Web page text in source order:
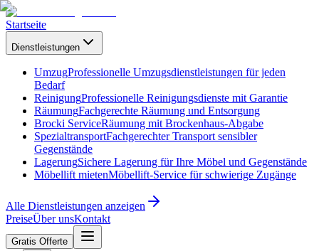
Startseite
Dienstleistungen
UmzugProfessionelle Umzugsdienstleistungen für jeden
Bedarf
ReinigungProfessionelle Reinigungsdienste mit Garantie
RäumungFachgerechte Räumung und Entsorgung
Brocki ServiceRäumung mit Brockenhaus-Abgabe
SpezialtransportFachgerechter Transport sensibler
Gegenstände
LagerungSichere Lagerung für Ihre Möbel und Gegenstände
Möbellift mietenMöbellift-Service für schwierige Zugänge
Alle Dienstleistungen anzeigen
PreiseÜber unsKontakt
Gratis Offerte